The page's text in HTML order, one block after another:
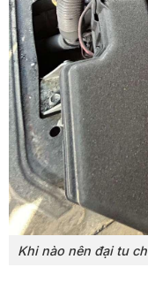
Khi nào nên đại tu